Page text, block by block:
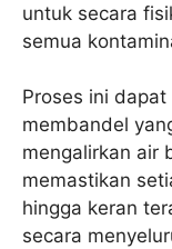
untuk secara
semua
Proses ini
membandel
mengalirkan air
memastikan
hingga keran
secara